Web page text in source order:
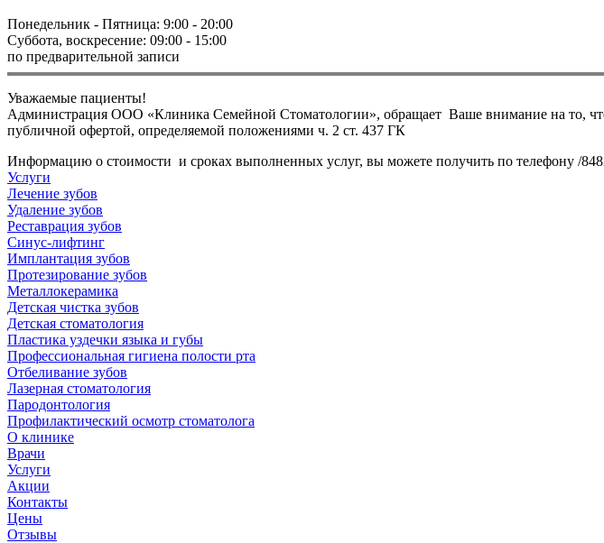
Понедельник - Пятница: 9:00 - 20:00
Суббота, воскресение: 09:00 - 15:00
по предварительной записи
Уважаемые пациенты!
Администрация ООО «Клиника Семейной Стоматологии», обращает Ваше внимание на то,
публичной офертой, определяемой положениями ч. 2 ст. 437 ГК
Информацию о стоимости и сроках выполненных услуг, вы можете получить по телефону /
Услуги
Лечение зубов
Удаление зубов
Реставрация зубов
Синус-лифтинг
Имплантация зубов
Протезирование зубов
Металлокерамика
Детская чистка зубов
Детская стоматология
Пластика уздечки языка и губы
Профессиональная гигиена полости рта
Отбеливание зубов
Лазерная стоматология
Пародонтология
Профилактический осмотр стоматолога
О клинике
Врачи
Услуги
Акции
Контакты
Цены
Отзывы